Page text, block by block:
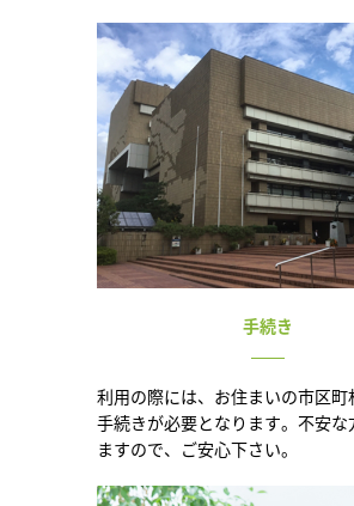
手続き
利用の際には、お住まいの市区町
手続きが必要となります。不安な
ますので、ご安心下さい。